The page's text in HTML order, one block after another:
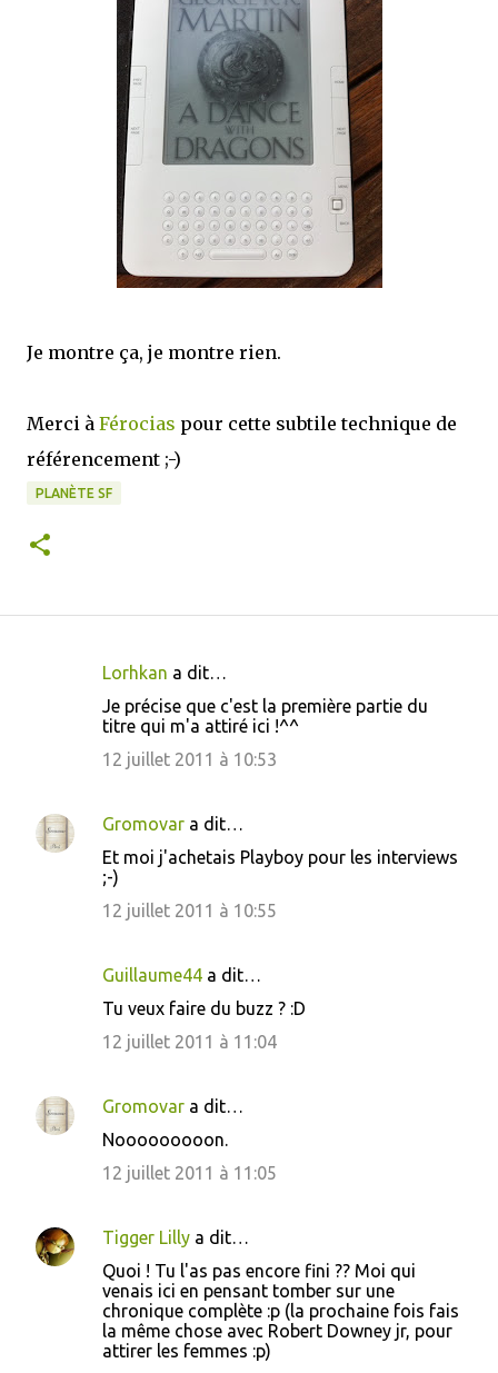
mettre sous tous les yeux. C'est cela...
Je montre ça, je montre rien.
Merci à Férocias pour cette subtile technique de
référencement ;-)
PLANÈTE SF
e
n
Lorhkan a dit…
Je précise que c'est la première partie du
titre qui m'a attiré ici !^^
12 juillet 2011 à 10:53
Gromovar a dit…
Et moi j'achetais Playboy pour les interviews
;-)
12 juillet 2011 à 10:55
Guillaume44 a dit…
Tu veux faire du buzz ? :D
12 juillet 2011 à 11:04
Gromovar a dit…
Nooooooooon.
12 juillet 2011 à 11:05
Tigger Lilly a dit…
Quoi ! Tu l'as pas encore fini ?? Moi qui
venais ici en pensant tomber sur une
chronique complète :p (la prochaine fois fais
la même chose avec Robert Downey jr, pour
attirer les femmes :p)